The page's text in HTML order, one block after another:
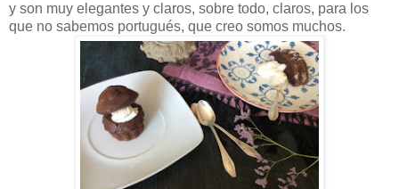
y son muy elegantes y claros, sobre todo, claros, para los
que no sabemos portugués, que creo somos muchos.